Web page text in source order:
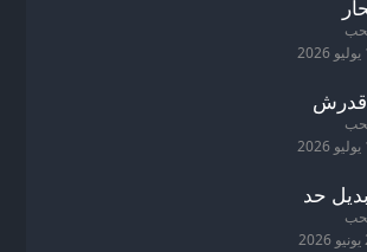
قدرش
بديل حد